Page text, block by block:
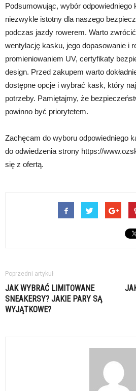
Podsumowując, wybór odpowiedniego
niezwykle istotny dla naszego
podczas jazdy rowerem. Warto
wentylację kasku, jego dopasowanie i
promieniowaniem UV, certyfikaty
design. Przed zakupem warto
dostępne opcje i wybrać kask, który
potrzeby. Pamiętajmy, że
powinno być priorytetem.
Zachęcam do wyboru odpowiedniego
do odwiedzenia strony https://
się z ofertą.
Poprzedni artykuł
JAK WYBRAĆ LIMITOWANE
SNEAKERSY? JAKIE PARY SĄ
WYJĄTKOWE?